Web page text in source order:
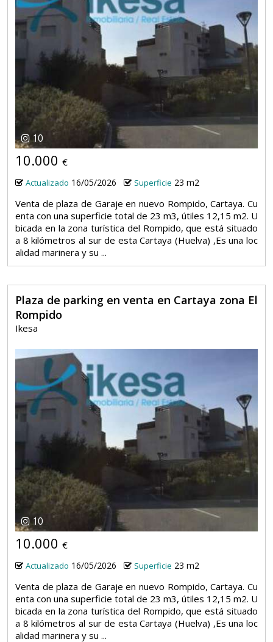
10
10.000 €
Actualizado 16/05/2026 Superficie 23 m2
Venta de plaza de Garaje en nuevo Rompido, Cartaya. Cu
enta con una superficie total de 23 m3, útiles 12,15 m2. U
bicada en la zona turística del Rompido, que está situado
a 8 kilómetros al sur de esta Cartaya (Huelva) ,Es una loc
alidad marinera y su ...
Plaza de parking en venta en Cartaya zona El
Rompido
Ikesa
10
10.000 €
Actualizado 16/05/2026 Superficie 23 m2
Venta de plaza de Garaje en nuevo Rompido, Cartaya. Cu
enta con una superficie total de 23 m3, útiles 12,15 m2. U
bicada en la zona turística del Rompido, que está situado
a 8 kilómetros al sur de esta Cartaya (Huelva) ,Es una loc
alidad marinera y su ...